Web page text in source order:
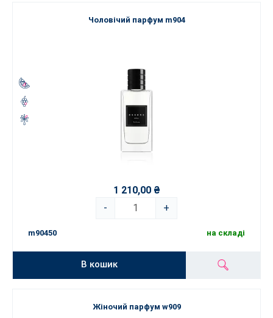
Чоловічий парфум m904
1 210,00 ₴
-
+
m90450 на складі
В кошик
Жіночий парфум w909